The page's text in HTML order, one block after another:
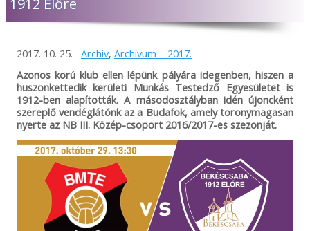
1912 Előre
2017. 10. 25. Archív, Archívum – 2017.
Azonos korú klub ellen lépünk pályára idegenben, hiszen a
huszonkettedik kerületi Munkás Testedző Egyesületet is
1912-ben alapították. A másodosztályban idén újoncként
szereplő vendéglátónk az a Budafok, amely toronymagasan
nyerte az NB III. Közép-csoport 2016/2017-es szezonját.